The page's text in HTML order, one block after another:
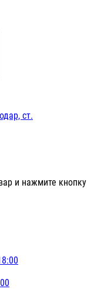
ст.
и нажмите кнопку